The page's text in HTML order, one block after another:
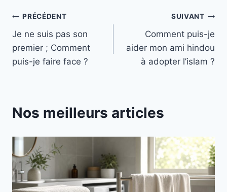
Navigation
de
l’article
PRÉCÉDENT
Je ne suis pas son
premier ; Comment
puis-je faire face ?
SUIVANT
Comment puis-je
aider mon ami hindou
à adopter l’islam ?
Nos meilleurs articles